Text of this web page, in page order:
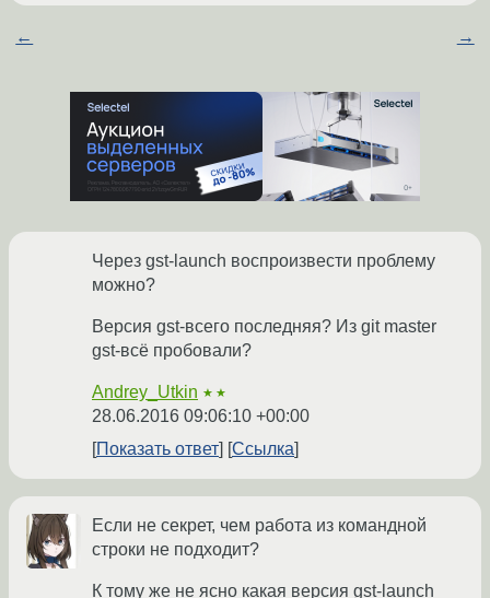
← →
Через gst-launch воспроизвести проблему
можно?
Версия gst-всего последняя? Из git master
gst-всё пробовали?
Andrey_Utkin ★★
28.06.2016 09:06:10 +00:00
Показать ответ
Ссылка
Если не секрет, чем работа из командной
строки не подходит?
К тому же не ясно какая версия gst-launch